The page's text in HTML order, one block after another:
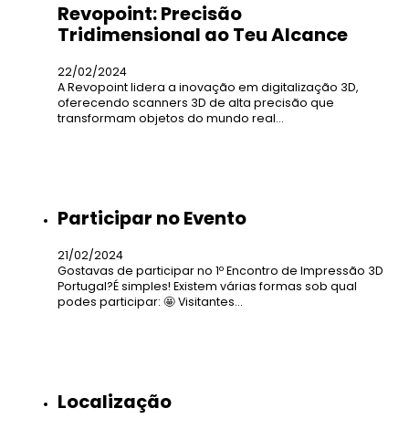
Revopoint: Precisão
Tridimensional ao Teu Alcance
22/02/2024
A Revopoint lidera a inovação em digitalização 3D,
oferecendo scanners 3D de alta precisão que
transformam objetos do mundo real…
Participar no Evento
21/02/2024
Gostavas de participar no 1º Encontro de Impressão 3D
Portugal?É simples! Existem várias formas sob qual
podes participar: 🤩 Visitantes…
Localização